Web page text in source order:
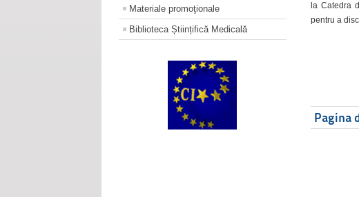
Materiale promoţionale
Biblioteca Științifică Medicală
la Catedra
pentru a
Pagina